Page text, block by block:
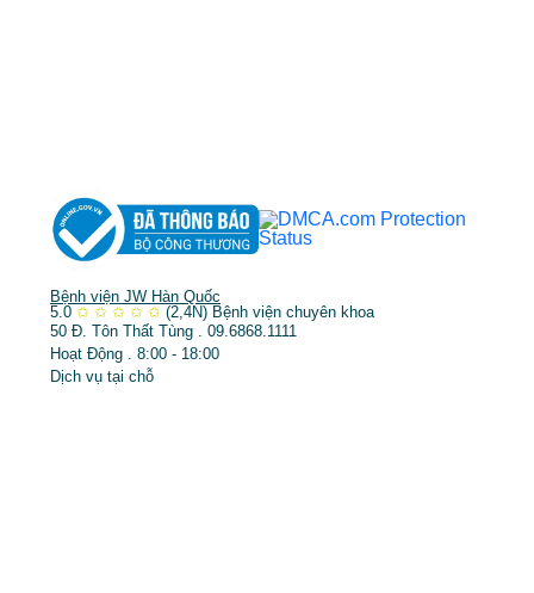
Bệnh viện JW Hàn Quốc
5.0 ✩ ✩ ✩ ✩ ✩ (2,4N) Bệnh viện chuyên khoa
50 Đ. Tôn Thất Tùng . 09.6868.1111
Hoạt Động . 8:00 - 18:00
Dịch vụ tại chỗ